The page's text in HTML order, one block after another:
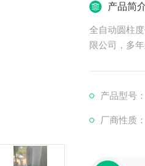
产品简
全自动圆柱
限公司，多
丰二次元，
产品型号：
厂商性质